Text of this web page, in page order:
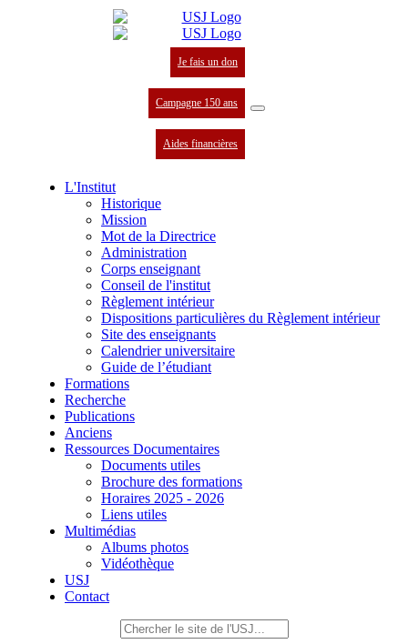
Je fais un don
Campagne 150 ans
Aides financières
L'Institut
Historique
Mission
Mot de la Directrice
Administration
Corps enseignant
Conseil de l'institut
Règlement intérieur
Dispositions particulières du Règlement intérieur
Site des enseignants
Calendrier universitaire
Guide de l’étudiant
Formations
Recherche
Publications
Anciens
Ressources Documentaires
Documents utiles
Brochure des formations
Horaires 2025 - 2026
Liens utiles
Multimédias
Albums photos
Vidéothèque
USJ
Contact